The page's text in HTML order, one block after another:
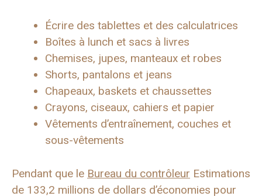
Écrire des tablettes et des calculatrices
Boîtes à lunch et sacs à livres
Chemises, jupes, manteaux et robes
Shorts, pantalons et jeans
Chapeaux, baskets et chaussettes
Crayons, ciseaux, cahiers et papier
Vêtements d’entraînement, couches et
sous-vêtements
Pendant que le Bureau du contrôleur Estimations
de 133,2 millions de dollars d’économies pour